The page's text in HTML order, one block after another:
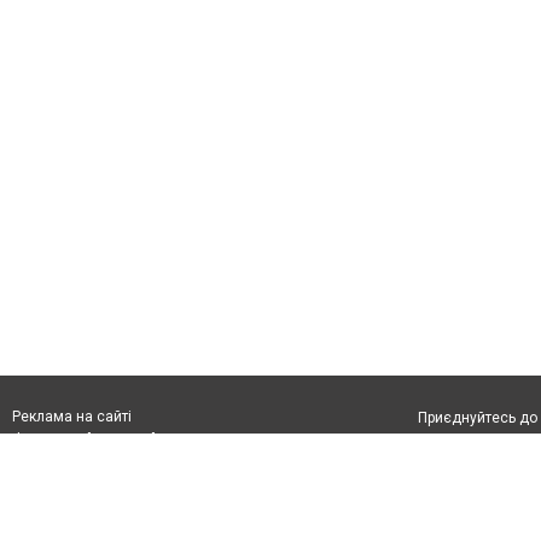
Реклама на сайті
Франшиза "CitySites"
Приєднуйтесь до